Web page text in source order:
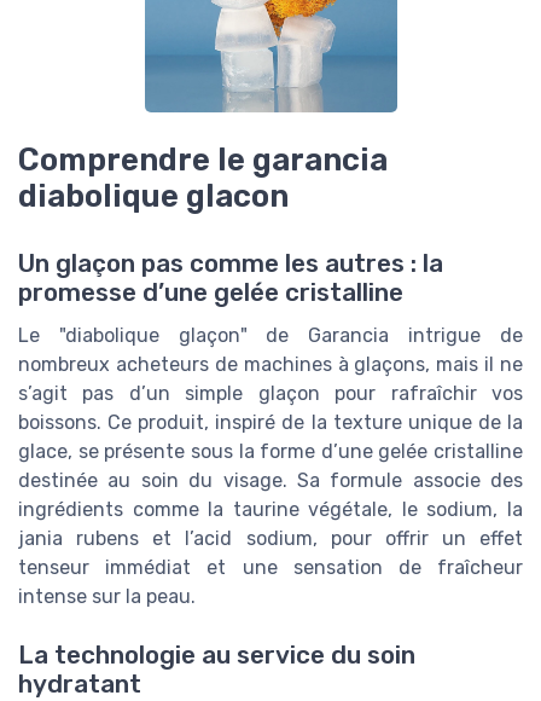
Comprendre le garancia
diabolique glacon
Un glaçon pas comme les autres : la
promesse d’une gelée cristalline
Le "diabolique glaçon" de Garancia intrigue de
nombreux acheteurs de machines à glaçons, mais il ne
s’agit pas d’un simple glaçon pour rafraîchir vos
boissons. Ce produit, inspiré de la texture unique de la
glace, se présente sous la forme d’une gelée cristalline
destinée au soin du visage. Sa formule associe des
ingrédients comme la taurine végétale, le sodium, la
jania rubens et l’acid sodium, pour offrir un effet
tenseur immédiat et une sensation de fraîcheur
intense sur la peau.
La technologie au service du soin
hydratant